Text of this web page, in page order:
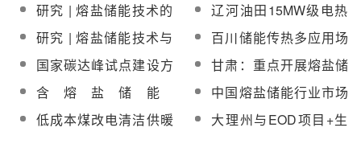
研究 | 熔盐储能技术的
优势及应用前景
辽河油田15MW级电热
熔盐储能注汽系统示范
工程成功立项
研究 | 熔盐储能技术与
市场趋势分析
百川储能传热多应用场
景熔盐储能解决方案将
亮相2023中国长时储能
大会
国家碳达峰试点建设方
案：充分发挥熔盐储能
供热技术优势
甘肃：重点开展熔盐储
能、压缩空气储能、电
化学储能等应用
含熔盐储能
1200MWht，内蒙院中
标西藏地区首个市场化
中国熔盐储能行业市场
现状及竞争格局
低成本煤改电清洁供暖
大理州与EOD项目+生